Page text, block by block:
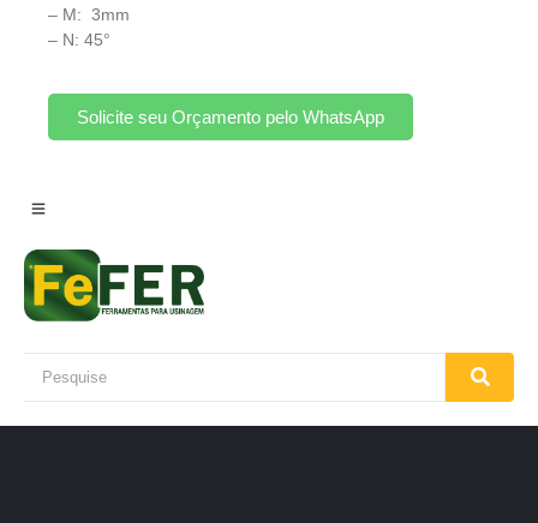
– M: 3mm
– N: 45°
Solicite seu Orçamento pelo WhatsApp